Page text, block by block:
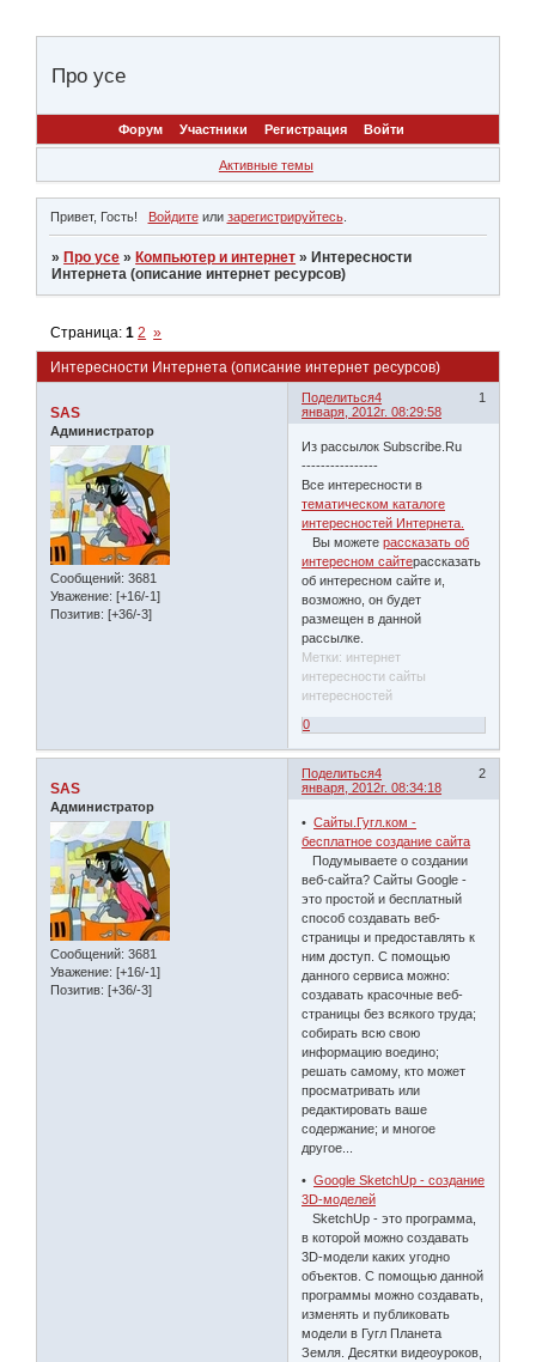
Про усе
Форум Участники Регистрация Войти
Активные темы
Привет, Гость! Войдитеили зарегистрируйтесь.
» Про усе » Компьютер и интернет » Интересности
Интернета (описание интернет ресурсов)
Интересности Интернета (описание интернет ресурсов)
Страница:1 2 »
Поделиться 1
4
января, 2012г. 08:29:58
SAS
Администратор
Сообщений: 3681
Уважение: [+16/-1]
Позитив: [+36/-3]
Из рассылок Subscribe.Ru
----------------
Все интересности в
тематическом каталоге
интересностей Интернета.
Вы можетерассказать об
интересном сайтерассказать
об интересном сайте и,
возможно, он будет
размещен в данной
рассылке.
Метки: интернет
интересности сайты
интересностей
0
Поделиться 2
4
января, 2012г. 08:34:18
SAS
Администратор
Сообщений: 3681
Уважение: [+16/-1]
Позитив: [+36/-3]
•Сайты.Гугл.ком -
бесплатное создание сайта
Подумываете о создании
веб-сайта? Сайты Google -
это простой и бесплатный
способ создавать веб-
страницы и предоставлять к
ним доступ. С помощью
данного сервиса можно:
создавать красочные веб-
страницы без всякого труда;
собирать всю свою
информацию воедино;
решать самому, кто может
просматривать или
редактировать ваше
содержание; и многое
другое...
•Google SketchUp - создание
3D-моделей
SketchUp - это программа,
в которой можно создавать
3D-модели каких угодно
объектов. С помощью данной
программы можно создавать,
изменять и публиковать
модели в Гугл Планета
Земля. Десятки видеоуроков,